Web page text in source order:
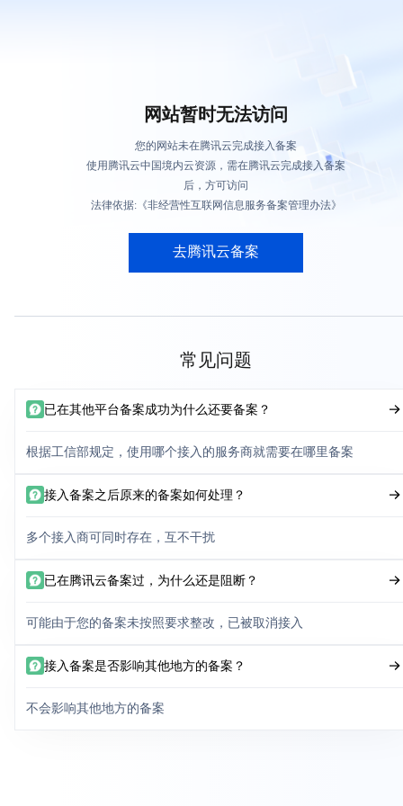
网站暂时无法访问
您的网站未在腾讯云完成接入备案
使用腾讯云中国境内云资源，需在腾讯云完成接入备案
后，方可访问
法律依据:《非经营性互联网信息服务备案管理办法》
去腾讯云备案
常见问题
已在其他平台备案成功为什么还要备案？
根据工信部规定，使用哪个接入的服务商就需要在哪里备案
接入备案之后原来的备案如何处理？
多个接入商可同时存在，互不干扰
已在腾讯云备案过，为什么还是阻断？
可能由于您的备案未按照要求整改，已被取消接入
接入备案是否影响其他地方的备案？
不会影响其他地方的备案